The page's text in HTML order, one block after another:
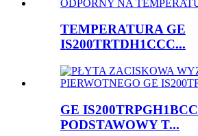
TEMPERATURA GE
IS200TRTDH1CCC...
GE IS200TRPGH1BCC
PODSTAWOWY T...